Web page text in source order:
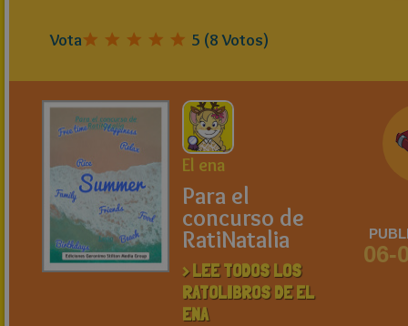
Vota 5 (8Votos)
El ena
Para el
concurso de
RatiNatalia
> LEE TODOS LOS
RATOLIBROS DE EL
ENA
06-